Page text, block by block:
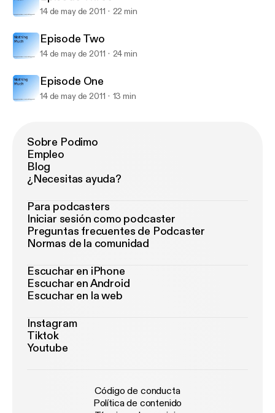
14 de may de 2011 22 min
Episode Two
14 de may de 2011 24 min
Episode One
14 de may de 2011 13 min
Sobre Podimo
Empleo
Blog
¿Necesitas ayuda?
Para podcasters
Iniciar sesión como podcaster
Preguntas frecuentes de Podcaster
Normas de la comunidad
Escuchar en iPhone
Escuchar en Android
Escuchar en la web
Instagram
Tiktok
Youtube
Código de conducta
Política de contenido